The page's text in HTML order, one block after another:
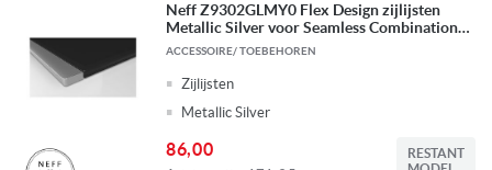
Neff Z9302GLMY0 Flex Design zijlijsten
Metallic Silver voor Seamless Combination
glass downdraft + inductiekookplaat
ACCESSOIRE/ TOEBEHOREN
Zijlijsten
Metallic Silver
86,00
RESTANT